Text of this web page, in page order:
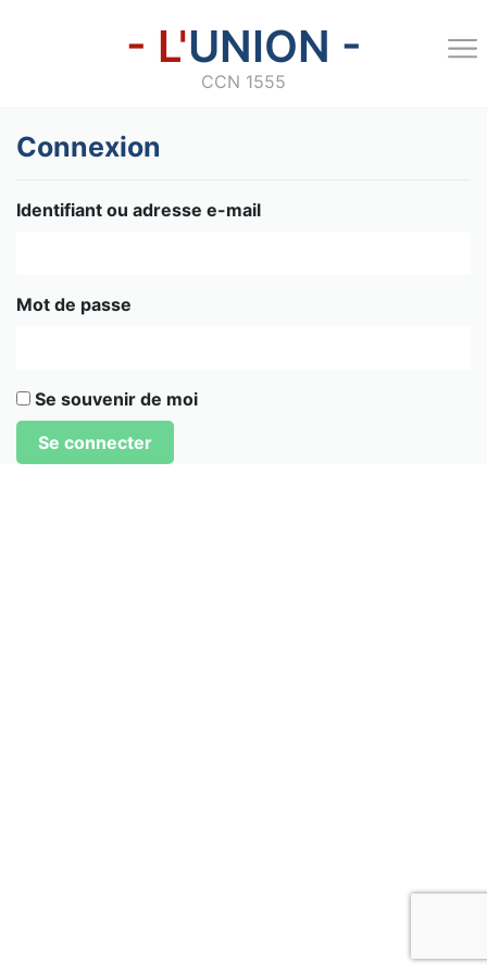
- L'UNION -
CCN 1555
Connexion
Identifiant ou adresse e-mail
Mot de passe
Se souvenir de moi